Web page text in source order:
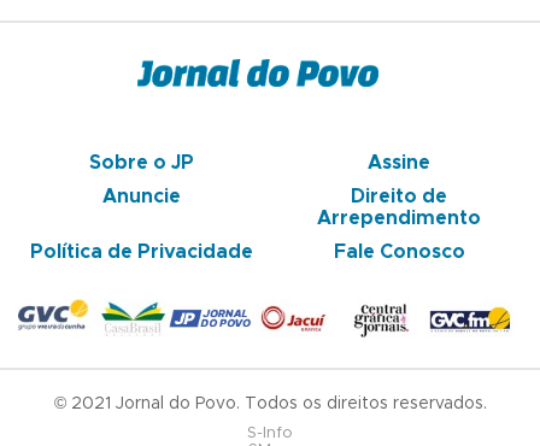
Sobre o JP
Assine
Anuncie
Direito de
Arrependimento
Política de Privacidade
Fale Conosco
© 2021 Jornal do Povo. Todos os direitos reservados.
S-Info